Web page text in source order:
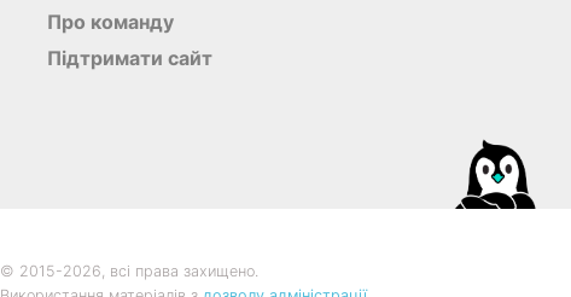
Про команду
Підтримати сайт
© 2015-2026, всі права захищено.